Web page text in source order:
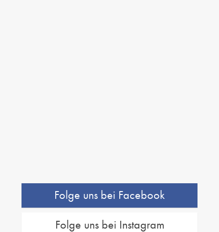
Folge uns bei Facebook
Folge uns bei Instagram